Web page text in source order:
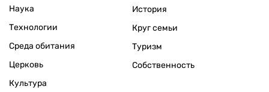
Наука
Технологии
Среда обитания
Церковь
Культура
История
Круг семьи
Туризм
Собственность